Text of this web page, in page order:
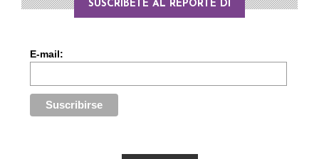
SUSCRÍBETE AL REPORTE DI
E-mail: